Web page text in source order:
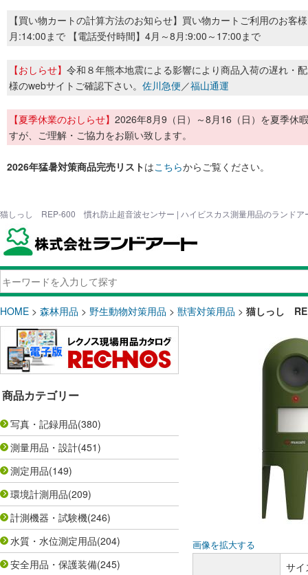
【買い物カートの計算方法のお知らせ】買い物カートご利用のお客
月:14:00まで 【電話受付時間】4月～8月:9:00～17:00まで
【おしらせ】 令和８年熊本地震による影響により商品入荷の遅れ・
様のwebサイトご確認下さい。 佐川急便／福山通運
【夏季休業のおしらせ】 2026年8月9（日）～8月16（日）を夏季休
すが、ご理解・ご協力をお願い致します。
2026年猛暑対策商品完売リストはこちらからご覧ください。
猫しっし REP-600 慣れ防止超音波センサー | ハイビスカス測量用品のランドア
HOME > 森林用品 > 野生動物対策用品 > 獣害対策用品 > 猫しっし
商品カテゴリー
写真・記録用品(380)
測量用品・設計(451)
測定用品(149)
環境計測用品(209)
計測機器・試験機(246)
水質・水位測定用品(204)
安全用品・保護装備(245)
画像を拡大する
サ